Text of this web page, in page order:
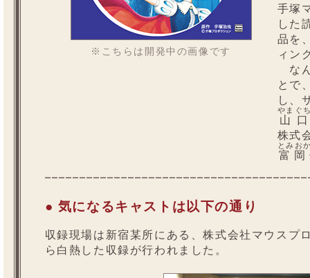
※こちらは開発中の画像です
手塚
した
品を
ィン
な
とで
し、
山
やまぐ
株式
富
とみお
● 気になるキャストは以下の通り
収録現場は新宿某所にある、株式会社マウスプ
ら白熱した収録が行われました。